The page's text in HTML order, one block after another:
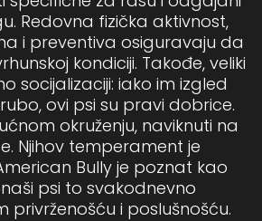
Redovna fizička aktivnost,
i preventiva osiguravaju da
kondiciji. Takođe, veliki
socijalizaciji: iako im izgled
ovi psi su pravi dobrice.
okruženju, naviknuti na
Njihov temperament je
Bully je poznat kao
psi to svakodnevno
privrženošću i poslušnošću.